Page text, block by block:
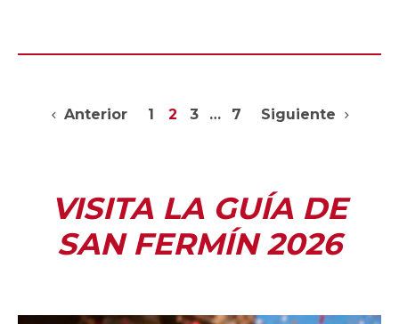
Anterior 1 2 3 … 7 Siguiente
VISITA LA GUÍA DE
SAN FERMÍN 2026